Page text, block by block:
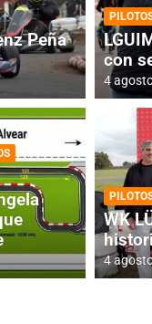
Peña
con
4
WK
4